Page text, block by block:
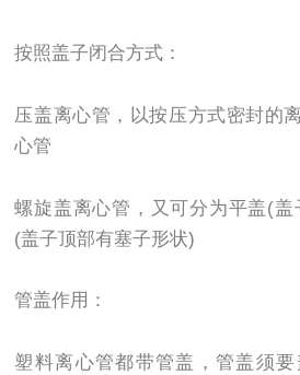
按照盖子闭合方式：
压盖离心管，以按压方式密封的
心管
螺旋盖离心管，又可分为平盖(
(盖子顶部有塞子形状)
管盖作用：
塑料离心管都带管盖，管盖须